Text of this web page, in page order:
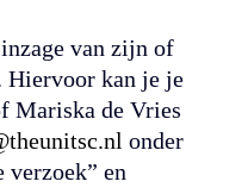
van zijn of
Hiervoor kan je je
Mariska de Vries
onder
verzoek” en